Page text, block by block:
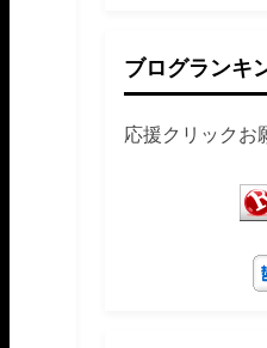
ブログランキ
応援クリックお